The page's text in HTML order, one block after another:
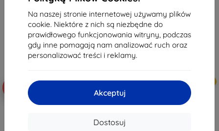
Na naszej stronie internetowej używamy plików
cookie. Niektóre z nich są niezbędne do
prawidłowego funkcjonowania witryny, podczas
gdy inne pomagają nam analizować ruch oraz
personalizować treści i reklamy.
Akceptuj
Dostosuj
92,61 zł
Na stanie: > 5 szt.
62,02 zł
Na stanie: > 5 szt.
Nowość